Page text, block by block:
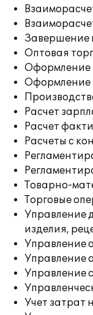
Завершение
Оптовая
Оформление
Оформление
Расчет
Расчет
Расчеты с
Товарно-
Торговые
Управление
изделия,
Управление
Управление
Управление
Учет затрат